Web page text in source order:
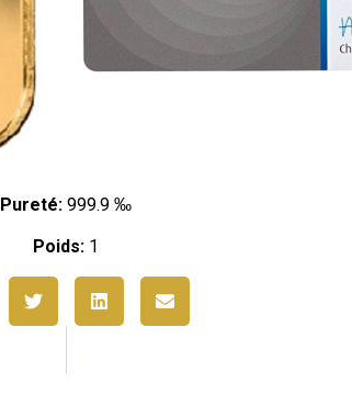
Pureté: 999.9 ‰
Poids: 1